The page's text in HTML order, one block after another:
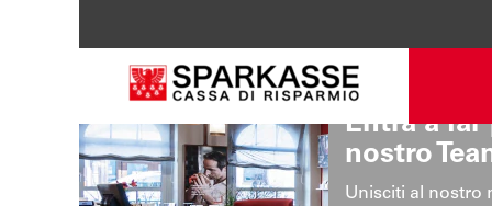
Entra a far
nostro
Unisciti al nostro